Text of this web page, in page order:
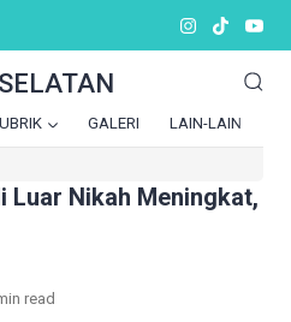
GALERI LAIN-LAIN
Luar Nikah Meningkat,
read